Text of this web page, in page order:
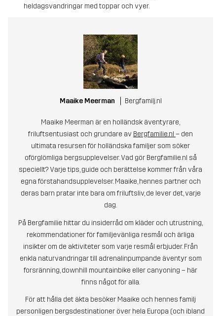
heldagsvandringar med toppar och vyer.
Maaike Meerman Bergfamilj.nl
Maaike Meerman är en holländsk äventyrare,
friluftsentusiast och grundare av Bergfamilie.nl – den
ultimata resursen för holländska familjer som söker
oförglömliga bergsupplevelser. Vad gör Bergfamilie.nl så
speciellt? Varje tips, guide och berättelse kommer från våra
egna förstahandsupplevelser. Maaike, hennes partner och
deras barn pratar inte bara om friluftsliv, de lever det, varje
dag.
På Bergfamilie hittar du insiderråd om kläder och utrustning,
rekommendationer för familjevänliga resmål och ärliga
insikter om de aktiviteter som varje resmål erbjuder. Från
enkla naturvandringar till adrenalinpumpande äventyr som
forsränning, downhill mountainbike eller canyoning – här
finns något för alla.
För att hålla det äkta besöker Maaike och hennes familj
personligen bergsdestinationer över hela Europa (och ibland